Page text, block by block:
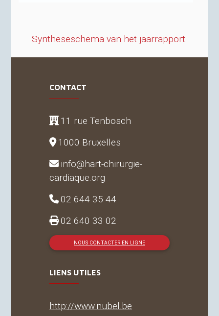
Syntheseschema van het jaarrapport.
CONTACT
11 rue Tenbosch
1000 Bruxelles
info@hart-chirurgie-
cardiaque.org
02 644 35 44
02 640 33 02
NOUS CONTACTER EN LIGNE
LIENS UTILES
http://www.nubel.be